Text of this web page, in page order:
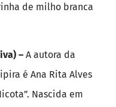
de milho branca
– A autora da
é Ana Rita Alves
Nascida em